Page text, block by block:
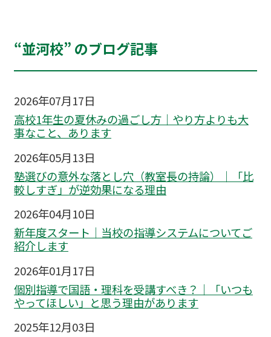
“並河校” のブログ記事
2026年07月17日
高校1年生の夏休みの過ごし方｜やり方よりも大
事なこと、あります
2026年05月13日
塾選びの意外な落とし穴（教室長の持論）｜「比
較しすぎ」が逆効果になる理由
2026年04月10日
新年度スタート｜当校の指導システムについてご
紹介します
2026年01月17日
個別指導で国語・理科を受講すべき？｜「いつも
やってほしい」と思う理由があります
2025年12月03日